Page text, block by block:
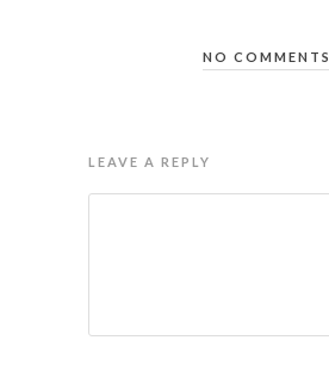
NO COMMENTS
LEAVE A REPLY